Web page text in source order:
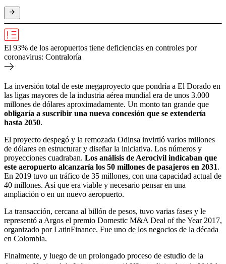
El 93% de los aeropuertos tiene deficiencias en controles por
coronavirus: Contraloría
La inversión total de este megaproyecto que pondría a El Dorado en
las ligas mayores de la industria aérea mundial era de unos 3.000
millones de dólares aproximadamente. Un monto tan grande que
obligaría a suscribir una nueva concesión que se extendería
hasta 2050.
El proyecto despegó y la remozada Odinsa invirtió varios millones
de dólares en estructurar y diseñar la iniciativa. Los números y
proyecciones cuadraban. Los análisis de Aerocivil indicaban que
este aeropuerto alcanzaría los 50 millones de pasajeros en 2031.
En 2019 tuvo un tráfico de 35 millones, con una capacidad actual de
40 millones. Así que era viable y necesario pensar en una
ampliación o en un nuevo aeropuerto.
La transacción, cercana al billón de pesos, tuvo varias fases y le
representó a Argos el premio Domestic M&A Deal of the Year 2017,
organizado por LatinFinance. Fue uno de los negocios de la década
en Colombia.
Finalmente, y luego de un prolongado proceso de estudio de la